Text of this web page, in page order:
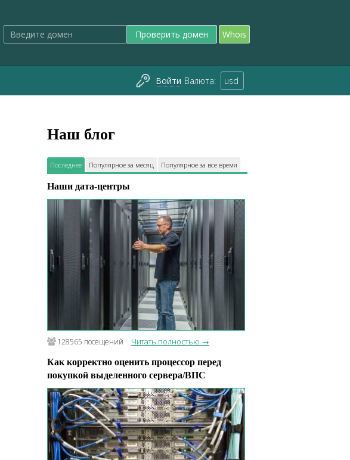
Проверить домен Whois
Войти Валюта: usd
Наш блог
Последнее Популярное за месяц Популярное за все время
Наши дата-центры
128565 посещений Читать полностью →
Как корректно оценить процессор перед
покупкой выделенного сервера/ВПС